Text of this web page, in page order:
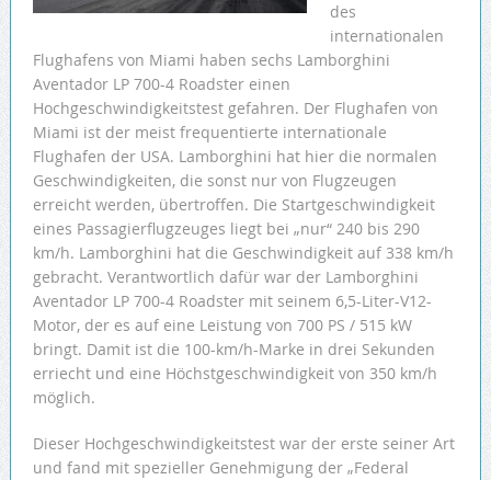
des
internationalen
Flughafens von Miami haben sechs Lamborghini
Aventador LP 700-4 Roadster einen
Hochgeschwindigkeitstest gefahren. Der Flughafen von
Miami ist der meist frequentierte internationale
Flughafen der USA. Lamborghini hat hier die normalen
Geschwindigkeiten, die sonst nur von Flugzeugen
erreicht werden, übertroffen. Die Startgeschwindigkeit
eines Passagierflugzeuges liegt bei „nur“ 240 bis 290
km/h. Lamborghini hat die Geschwindigkeit auf 338 km/h
gebracht. Verantwortlich dafür war der Lamborghini
Aventador LP 700-4 Roadster mit seinem 6,5-Liter-V12-
Motor, der es auf eine Leistung von 700 PS / 515 kW
bringt. Damit ist die 100-km/h-Marke in drei Sekunden
erriecht und eine Höchstgeschwindigkeit von 350 km/h
möglich.
Dieser Hochgeschwindigkeitstest war der erste seiner Art
und fand mit spezieller Genehmigung der „Federal